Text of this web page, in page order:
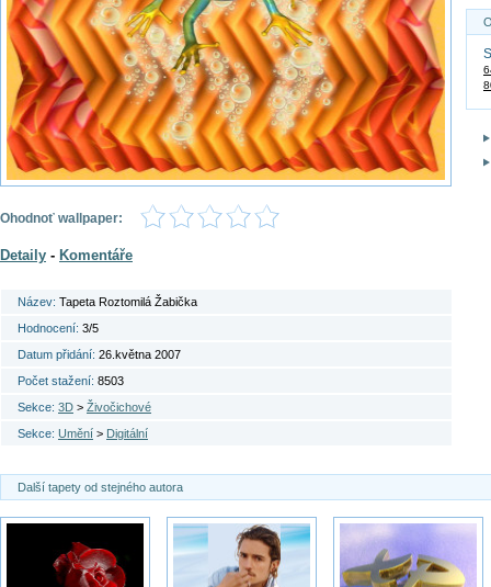
Ohodnoť wallpaper:
Detaily - Komentáře
Název: Tapeta Roztomilá Žabička
Hodnocení: 3/5
Datum přidání: 26.května 2007
Počet stažení: 8503
Sekce: 3D > Živočichové
Sekce: Umění > Digitální
Další tapety od stejného autora